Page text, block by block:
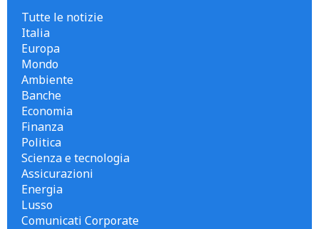
Tutte le notizie
Italia
Europa
Mondo
Ambiente
Banche
Economia
Finanza
Politica
Scienza e tecnologia
Assicurazioni
Energia
Lusso
Comunicati Corporate